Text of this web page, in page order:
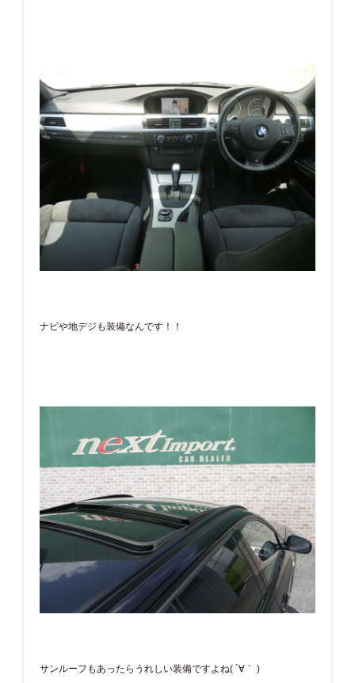
ナビや地デジも装備なんです！！
サンルーフもあったらうれしい装備ですよね( ´∀｀ )